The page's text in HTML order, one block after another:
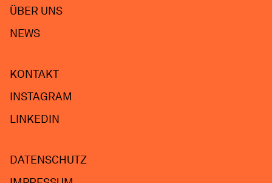
ÜBER UNS
NEWS
KONTAKT
INSTAGRAM
LINKEDIN
DATENSCHUTZ